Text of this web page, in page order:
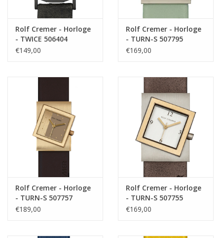
Rolf Cremer - Horloge
- TWICE 506404
€149,00
Rolf Cremer - Horloge
- TURN-S 507795
€169,00
Rolf Cremer - Horloge
- TURN-S 507757
€189,00
Rolf Cremer - Horloge
- TURN-S 507755
€169,00